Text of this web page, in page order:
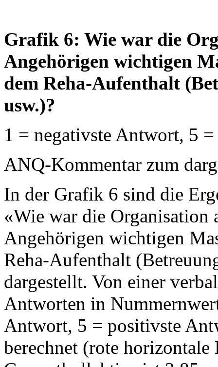
Grafik 6: Wie war die
Angehörigen wichtigen
dem Reha-Aufenthalt
usw.)?
1 = negativste Antwort, 5
ANQ-Kommentar zum
In der Grafik 6 sind die
«Wie war die
Angehörigen wichtigen
Reha-Aufenthalt
dargestellt. Von einer
Antworten in
Antwort, 5 = positivste
berechnet (rote